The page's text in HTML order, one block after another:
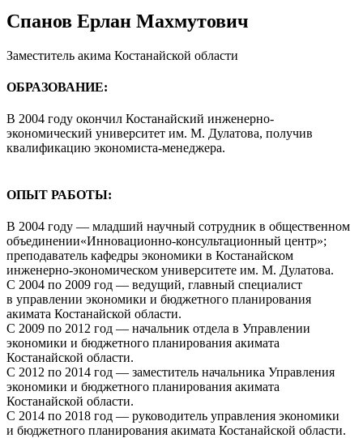
Спанов Ерлан Махмутович
Заместитель акима Костанайской области
ОБРАЗОВАНИЕ:
В 2004 году окончил Костанайский инженерно-
экономический университет им. М. Дулатова, получив
квалификацию экономиста-менеджера.
ОПЫТ РАБОТЫ:
В 2004 году — младший научный сотрудник в общественном
объединении«Инновационно-консультационный центр»;
преподаватель кафедры экономики в Костанайском
инженерно-экономическом университете им. М. Дулатова.
С 2004 по 2009 год — ведущий, главный специалист
в управлении экономики и бюджетного планирования
акимата Костанайской области.
С 2009 по 2012 год — начальник отдела в Управлении
экономики и бюджетного планирования акимата
Костанайской области.
С 2012 по 2014 год — заместитель начальника Управления
экономики и бюджетного планирования акимата
Костанайской области.
С 2014 по 2018 год — руководитель управления экономики
и бюджетного планирования акимата Костанайской области.